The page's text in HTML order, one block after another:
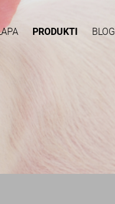
PRODUKTI BLOG